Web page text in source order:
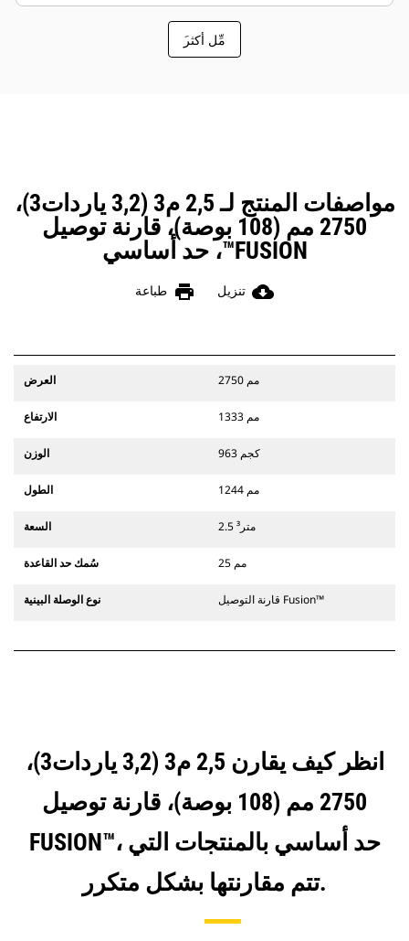
َمِّل أكثر
مواصفات المنتج لـ 2,5 م3 (3,2 ياردات3)،
2750 مم (108 بوصة)، قارنة توصيل
FUSION™، حد أساسي
cloud_download تنزيل print طباعة
العرض 2750 مم
الارتفاع 1333 مم
الوزن 963 كجم
الطول 1244 مم
السعة 2.5 متر³
سُمك حد القاعدة 25 مم
نوع الوصلة البينية قارنة التوصيل Fusion™
انظر كيف يقارن 2,5 م3 (3,2 ياردات3)،
2750 مم (108 بوصة)، قارنة توصيل
FUSION™، حد أساسي بالمنتجات التي
تتم مقارنتها بشكل متكرر.